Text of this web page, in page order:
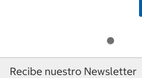
Recibe nuestro Newsletter